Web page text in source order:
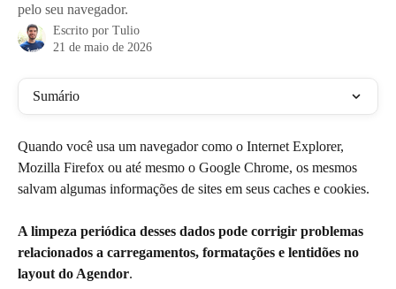
pelo seu navegador.
Escrito por Tulio
21 de maio de 2026
Sumário
Quando você usa um navegador como o Internet Explorer,
Mozilla Firefox ou até mesmo o Google Chrome, os mesmos
salvam algumas informações de sites em seus caches e cookies.
A limpeza periódica desses dados pode corrigir problemas
relacionados a carregamentos, formatações e lentidões no
layout do Agendor.